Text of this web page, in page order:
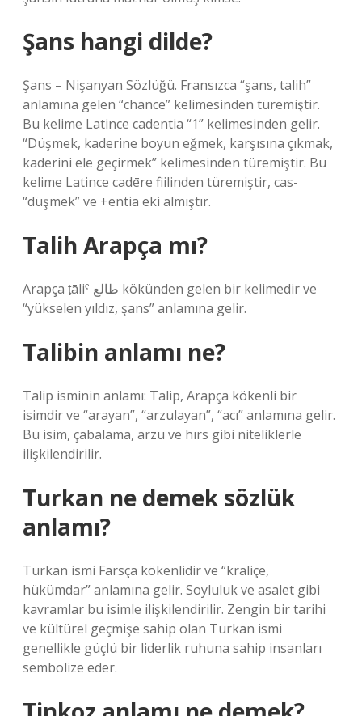
Şans hangi dilde?
Şans – Nişanyan Sözlüğü. Fransızca “şans, talih”
anlamına gelen “chance” kelimesinden türemiştir.
Bu kelime Latince cadentia “1” kelimesinden gelir.
“Düşmek, kaderine boyun eğmek, karşısına çıkmak,
kaderini ele geçirmek” kelimesinden türemiştir. Bu
kelime Latince cadēre fiilinden türemiştir, cas-
“düşmek” ve +entia eki almıştır.
Talih Arapça mı?
Arapça ṭāliˁ طالع kökünden gelen bir kelimedir ve
“yükselen yıldız, şans” anlamına gelir.
Talibin anlamı ne?
Talip isminin anlamı: Talip, Arapça kökenli bir
isimdir ve “arayan”, “arzulayan”, “acı” anlamına gelir.
Bu isim, çabalama, arzu ve hırs gibi niteliklerle
ilişkilendirilir.
Turkan ne demek sözlük
anlamı?
Turkan ismi Farsça kökenlidir ve “kraliçe,
hükümdar” anlamına gelir. Soyluluk ve asalet gibi
kavramlar bu isimle ilişkilendirilir. Zengin bir tarihi
ve kültürel geçmişe sahip olan Turkan ismi
genellikle güçlü bir liderlik ruhuna sahip insanları
sembolize eder.